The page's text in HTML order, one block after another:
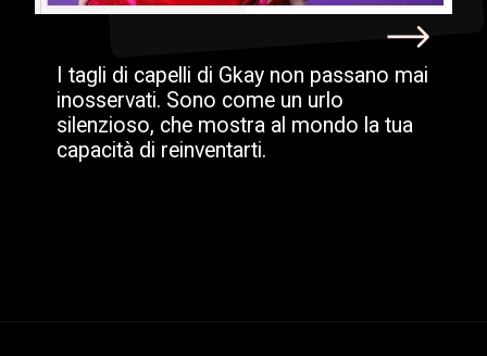
I tagli di capelli di Gkay non passano mai
inosservati. Sono come un urlo
silenzioso, che mostra al mondo la tua
capacità di reinventarti.